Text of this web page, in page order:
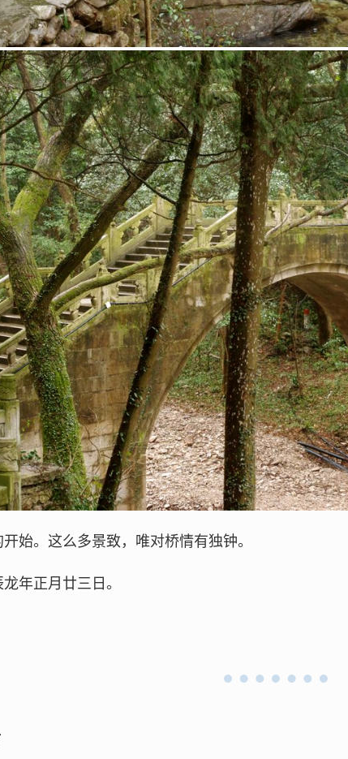
始。这么多景致，唯对桥情有独钟。
年正月廿三日。